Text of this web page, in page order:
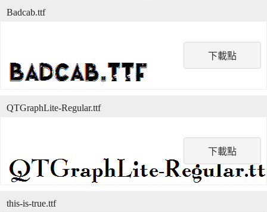
下載點
Badcab.ttf
下載點
QTGraphLite-Regular.ttf
this-is-true.ttf